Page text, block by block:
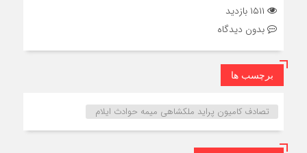
بدون دیدگاه
برچسب ها
تصادف کامیون پراید ملکشاهی میمه حوادث ایلام